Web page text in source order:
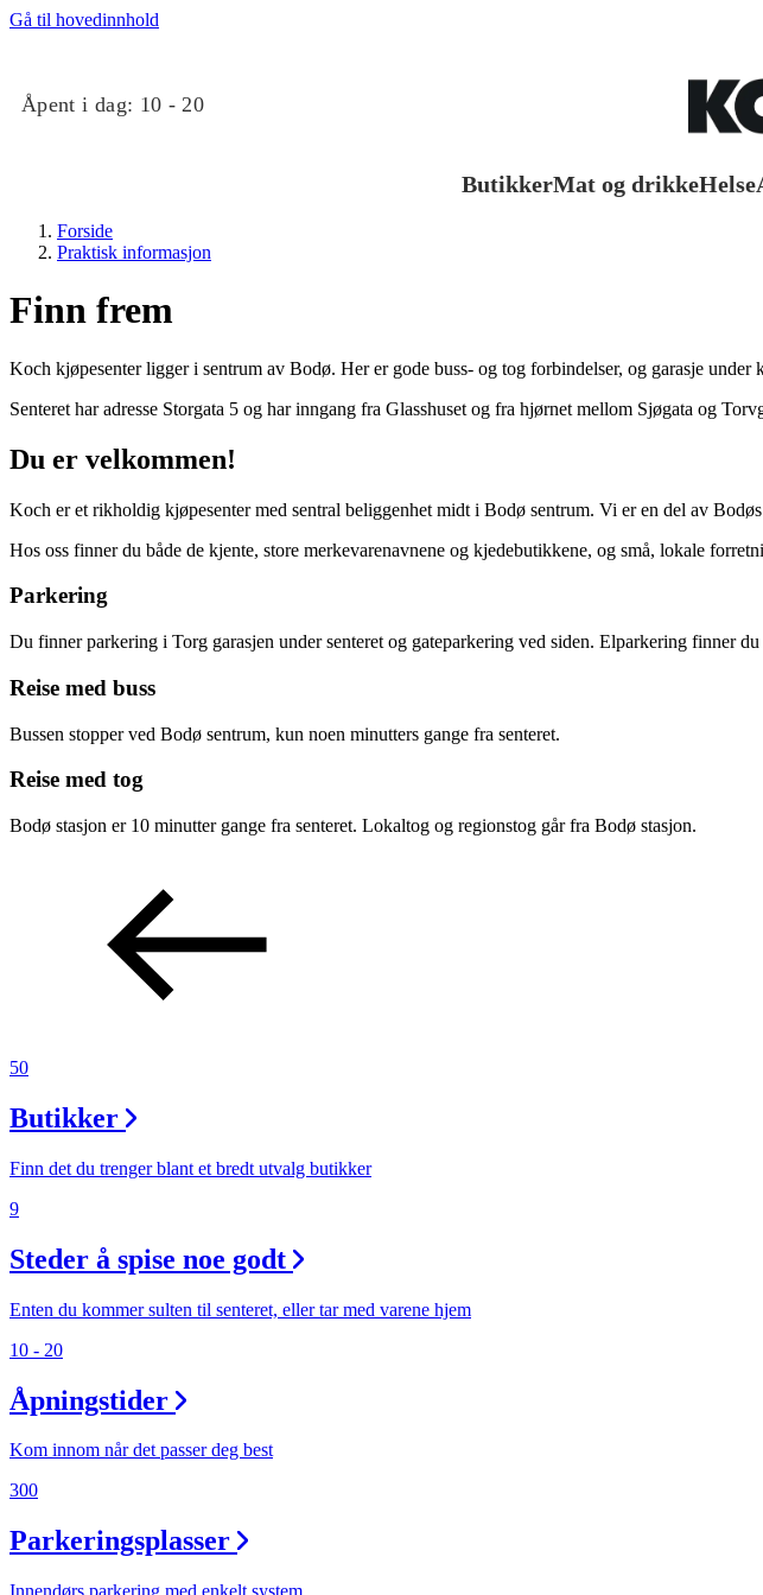
Gå til hovedinnhold
Åpent i dag: 10 - 20
ButikkerMat og drikkeHelse
Butikker
Mat og drikke
Helse
Aktiviteter
Tilbud
Merker
Inspirasjon
Søk
Praktisk informasjon
Ledige stillinger
Nyhet
Kundeklubb
Forside
Praktisk informasjon
Finn frem
Koch kjøpesenter ligger i sentrum av Bodø. Her er gode buss- og tog forbindelser, og garasje under
Senteret har adresse Storgata 5 og har inngang fra Glasshuset og fra hjørnet mellom Sjøgata og
Du er velkommen!
Koch er et rikholdig kjøpesenter med sentral beliggenhet midt i Bodø sentrum. Vi er en del av
Hos oss finner du både de kjente, store merkevarenavnene og kjedebutikkene, og små, lokale
Parkering
Du finner parkering i Torg garasjen under senteret og gateparkering ved siden. Elparkering finner
Reise med buss
Bussen stopper ved Bodø sentrum, kun noen minutters gange fra senteret.
Reise med tog
Bodø stasjon er 10 minutter gange fra senteret. Lokaltog og regionstog går fra Bodø stasjon.
50
Butikker
Finn det du trenger blant et bredt utvalg butikker
9
Steder å spise noe godt
Enten du kommer sulten til senteret, eller tar med varene hjem
10 - 20
Åpningstider
Kom innom når det passer deg best
300
Parkeringsplasser